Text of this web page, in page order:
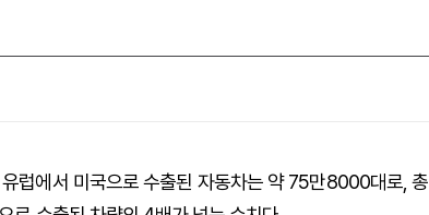
럽에서 미국으로 수출된 자동차는 약 75만8000대로, 총